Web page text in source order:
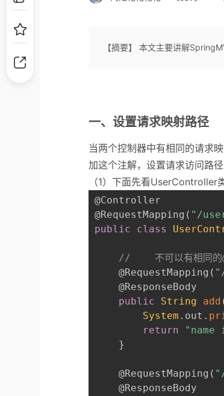
【摘要】 本文主要讲解
一、设置请求映射路径
当两个控制器中有相同的请求
加这个注解，设置请求访问路径
（1）下面先看UserController
@Controller
@RequestMapping ( "/
public
class
//    不可以有相同的
@RequestMapping (
@ResponseBody
public
String add
System . out .
return
}
@RequestMapping (
@ResponseBody